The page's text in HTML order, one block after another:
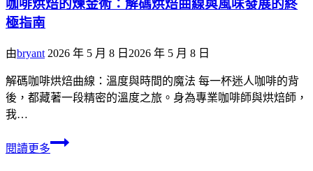
咖啡烘焙的煉金術：解碼烘焙曲線與風味發展的終
極指南
由bryant 2026 年 5 月 8 日 2026 年 5 月 8 日
解碼咖啡烘焙曲線：溫度與時間的魔法 每一杯迷人咖啡的背
後，都藏著一段精密的溫度之旅。身為專業咖啡師與烘焙師，
我…
閱讀更多